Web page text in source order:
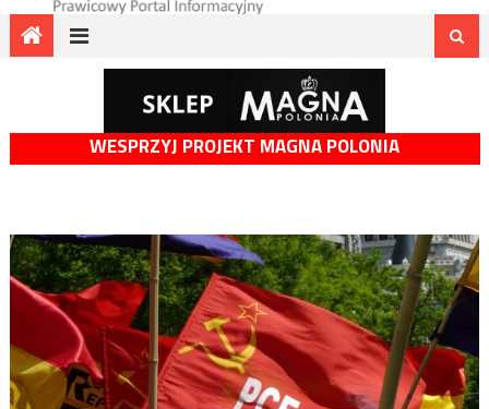
WESPRZYJ PROJEKT MAGNA POLONIA